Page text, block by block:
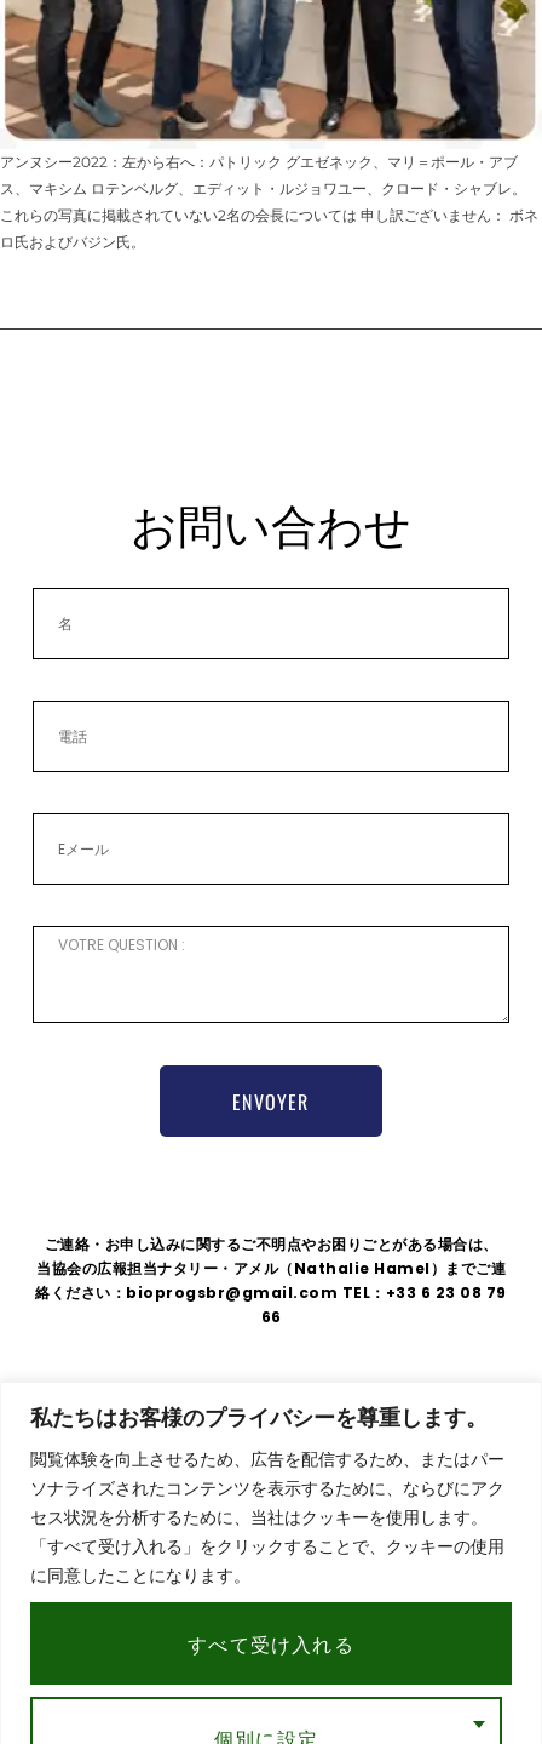
私たちはお客様のプライバシーを尊重します。
閲覧体験を向上させるため、広告を配信するため、またはパー
ソナライズされたコンテンツを表示するために、ならびにアク
セス状況を分析するために、当社はクッキーを使用します。
「すべて受け入れる」をクリックすることで、クッキーの使用
に同意したことになります。
個別に設定
すべて受け入れる
アンヌシー2022：左から右へ：パトリック グエゼネック、マリ＝ポール・アブ
ス、マキシム ロテンベルグ、エディット・ルジョワユー、クロード・シャブレ。
これらの写真に掲載されていない2名の会長については 申し訳ございません： ボネ
ロ氏およびバジン氏。
お問い合わせ
ENVOYER
ご連絡・お申し込みに関するご不明点やお困りごとがある場合は、
当協会の広報担当ナタリー・アメル（Nathalie Hamel）までご連
絡ください：bioprogsbr@gmail.com TEL：+33 6 23 08 79
66
住
所
〒
75008
京
都
パ
リ
du
法的表示| GDPR|利用規約